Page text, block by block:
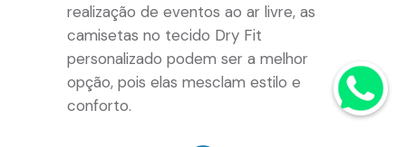
realização de eventos ao ar livre, as
camisetas no tecido Dry Fit
personalizado podem ser a melhor
opção, pois elas mesclam estilo e
conforto.